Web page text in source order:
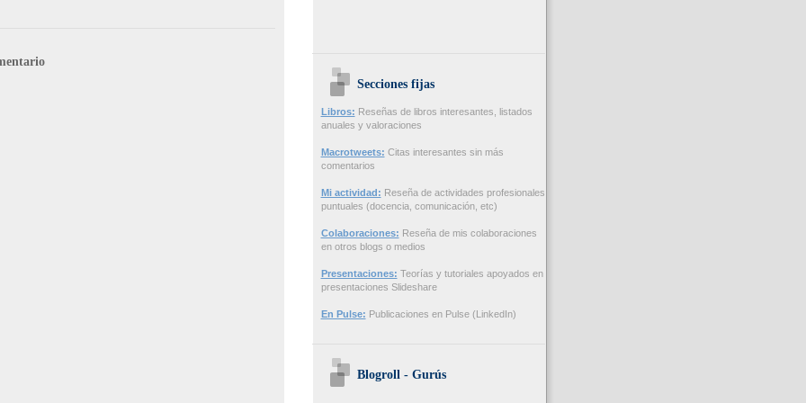
Secciones fijas
Libros: Reseñas de libros interesantes, listados
anuales y valoraciones
Macrotweets: Citas interesantes sin más
comentarios
Mi actividad: Reseña de actividades profesionales
puntuales (docencia, comunicación, etc)
Colaboraciones: Reseña de mis colaboraciones
en otros blogs o medios
Presentaciones: Teorías y tutoriales apoyados en
presentaciones Slideshare
En Pulse: Publicaciones en Pulse (LinkedIn)
Blogroll - Gurús